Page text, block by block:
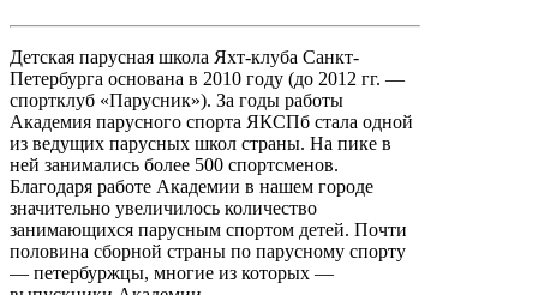
Детская парусная школа Яхт-клуба Санкт-
Петербурга основана в 2010 году (до 2012 гг. —
спортклуб «Парусник»). За годы работы
Академия парусного спорта ЯКСПб стала одной
из ведущих парусных школ страны. На пике в
ней занимались более 500 спортсменов.
Благодаря работе Академии в нашем городе
значительно увеличилось количество
занимающихся парусным спортом детей. Почти
половина сборной страны по парусному спорту
— петербуржцы, многие из которых —